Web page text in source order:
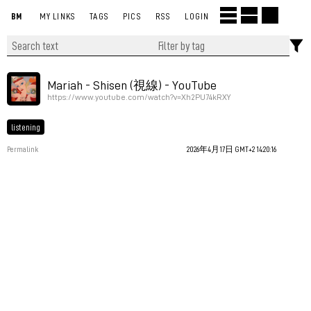
BM MY LINKS TAGS PICS RSS LOGIN
Mariah - Shisen (視線) - YouTube
https://www.youtube.com/watch?v=Xh2PU74kRXY
listening
Permalink 2026年4月17日 GMT+2 14:20:16